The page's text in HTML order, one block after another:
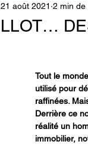
21 août 2021 2 min de
Tout le
utilisé pour
raffinées.
Derrière ce
réalité un
immobilier,